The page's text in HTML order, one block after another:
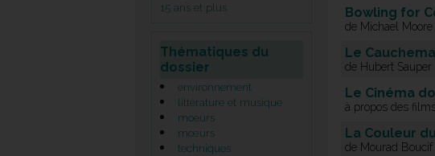
15 ans et plus
Thématiques du
dossier
environnement
littérature et musique
moeurs
mœurs
techniques
Bowling for
de Michael Moore
Le
de Hubert Sauper
Le Cinéma
à propos des
La Couleur
de Mourad Boucif